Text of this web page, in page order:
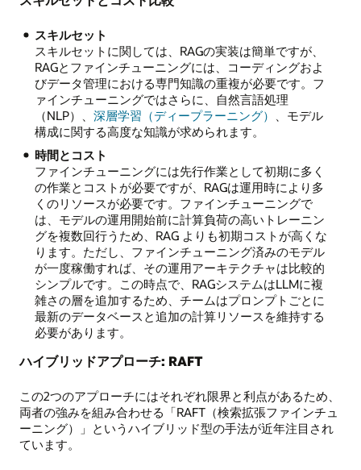
スキルセット
スキルセットに関しては、RAGの実装は簡単ですが、
RAGとファインチューニングには、コーディングおよ
びデータ管理における専門知識の重複が必要です。フ
ァインチューニングではさらに、自然言語処理
（NLP）、 深層学習（ディープラーニング）
、モデル
構成に関する高度な知識が求められます。
時間とコスト
ファインチューニングには先行作業として初期に多く
の作業とコストが必要ですが、RAGは運用時により多
くのリソースが必要です。ファインチューニングで
は、モデルの運用開始前に計算負荷の高いトレーニン
グを複数回行うため、RAG よりも初期コストが高くな
ります。ただし、ファインチューニング済みのモデル
が一度稼働すれば、その運用アーキテクチャは比較的
シンプルです。この時点で、RAGシステムはLLMに複
雑さの層を追加するため、チームはプロンプトごとに
最新のデータベースと追加の計算リソースを維持する
必要があります。
ハイブリッドアプローチ: RAFT
この2つのアプローチにはそれぞれ限界と利点があるため、
両者の強みを組み合わせる「RAFT（検索拡張ファインチュ
ーニング）」というハイブリッド型の手法が近年注目され
ています。